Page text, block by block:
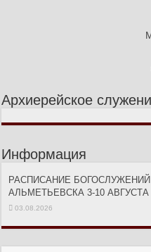
Архиерейское
Информация
РАСПИСАНИЕ
АЛЬМЕТЬЕВСКА 3-10 АВГУСТА
03.08.2026